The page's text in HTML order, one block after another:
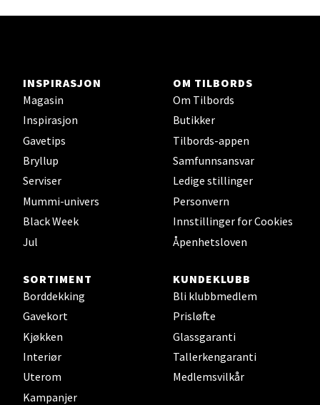
INSPIRASJON
Magasin
Inspirasjon
Gavetips
Bryllup
Serviser
Mummi-univers
Black Week
Jul
OM TILBORDS
Om Tilbords
Butikker
Tilbords-appen
Samfunnsansvar
Ledige stillinger
Personvern
Innstillinger for Cookies
Åpenhetsloven
SORTIMENT
Borddekking
Gavekort
Kjøkken
Interiør
Uterom
Kampanjer
KUNDEKLUBB
Bli klubbmedlem
Prisløfte
Glassgaranti
Tallerkengaranti
Medlemsvilkår
Ski Storsenter, Jernbanesvingen 6, 1400 Ski
Åpent i dag 10-21
0 i butikk
Sortland - Sortland Storsenter
Strangata 26, 8400 Sortland
Åpent i dag 10-19
0 i butikk
Velg